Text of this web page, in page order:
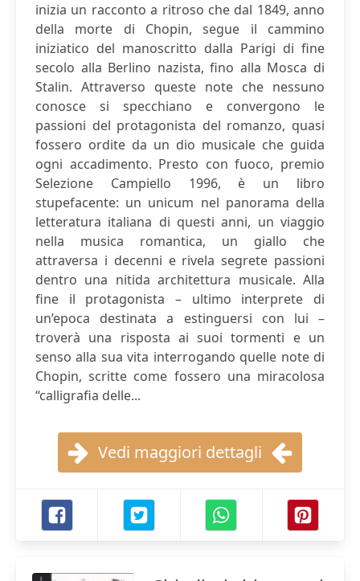
inizia un racconto a ritroso che dal 1849, anno
della morte di Chopin, segue il cammino
iniziatico del manoscritto dalla Parigi di fine
secolo alla Berlino nazista, fino alla Mosca di
Stalin. Attraverso queste note che nessuno
conosce si specchiano e convergono le
passioni del protagonista del romanzo, quasi
fossero ordite da un dio musicale che guida
ogni accadimento. Presto con fuoco, premio
Selezione Campiello 1996, è un libro
stupefacente: un unicum nel panorama della
letteratura italiana di questi anni, un viaggio
nella musica romantica, un giallo che
attraversa i decenni e rivela segrete passioni
dentro una nitida architettura musicale. Alla
fine il protagonista – ultimo interprete di
un’epoca destinata a estinguersi con lui –
troverà una risposta ai suoi tormenti e un
senso alla sua vita interrogando quelle note di
Chopin, scritte come fossero una miracolosa
“calligrafia delle...
Vedi maggiori dettagli